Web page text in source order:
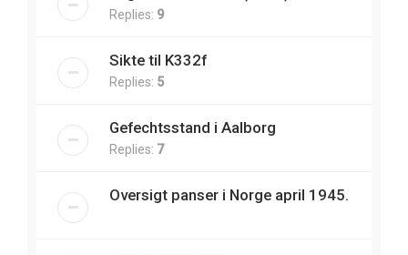
Replies: 9
Sikte til K332f
Replies: 5
Gefechtsstand i Aalborg
Replies: 7
Oversigt panser i Norge april 1945.